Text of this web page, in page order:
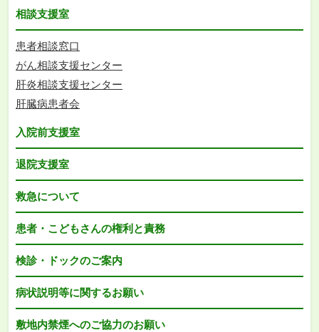
相談支援室
患者相談窓口
がん相談支援センター
肝炎相談支援センター
肝臓病患者会
入院前支援室
退院支援室
救急について
患者・こどもさんの権利と責務
検診・ドックのご案内
病状説明等に関するお願い
敷地内禁煙へのご協力のお願い